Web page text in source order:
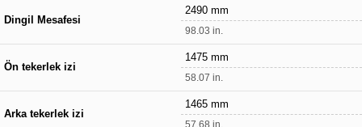
Dingil Mesafesi
2490 mm
98.03 in.
Ön tekerlek izi
1475 mm
58.07 in.
Arka tekerlek izi
1465 mm
57.68 in.